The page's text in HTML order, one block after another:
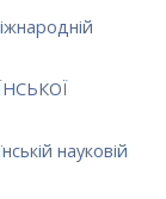
науковій